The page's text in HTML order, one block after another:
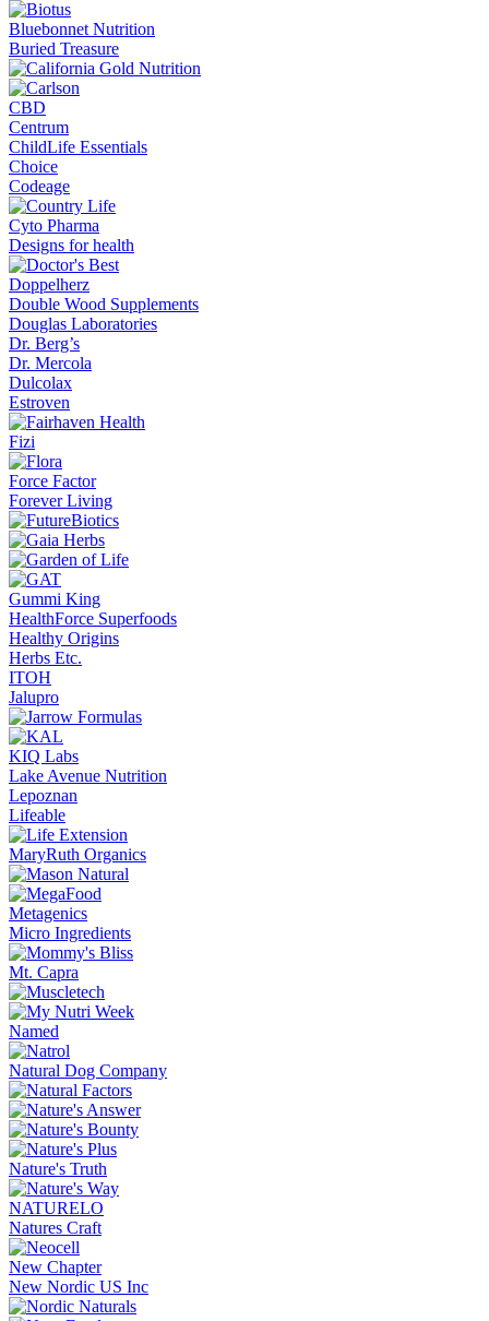
Bluebonnet Nutrition
Buried Treasure
CBD
Centrum
ChildLife Essentials
Choice
Codeage
Cyto Pharma
Designs for health
Doppelherz
Double Wood Supplements
Douglas Laboratories
Dr. Berg’s
Dr. Mercola
Dulcolax
Estroven
Fizi
Force Factor
Forever Living
Gummi King
HealthForce Superfoods
Healthy Origins
Herbs Etc.
ITOH
Jalupro
KIQ Labs
Lake Avenue Nutrition
Lepoznan
Lifeable
MaryRuth Organics
Metagenics
Micro Ingredients
Mt. Capra
Named
Natural Dog Company
Nature's Truth
NATURELO
Natures Craft
New Chapter
New Nordic US Inc